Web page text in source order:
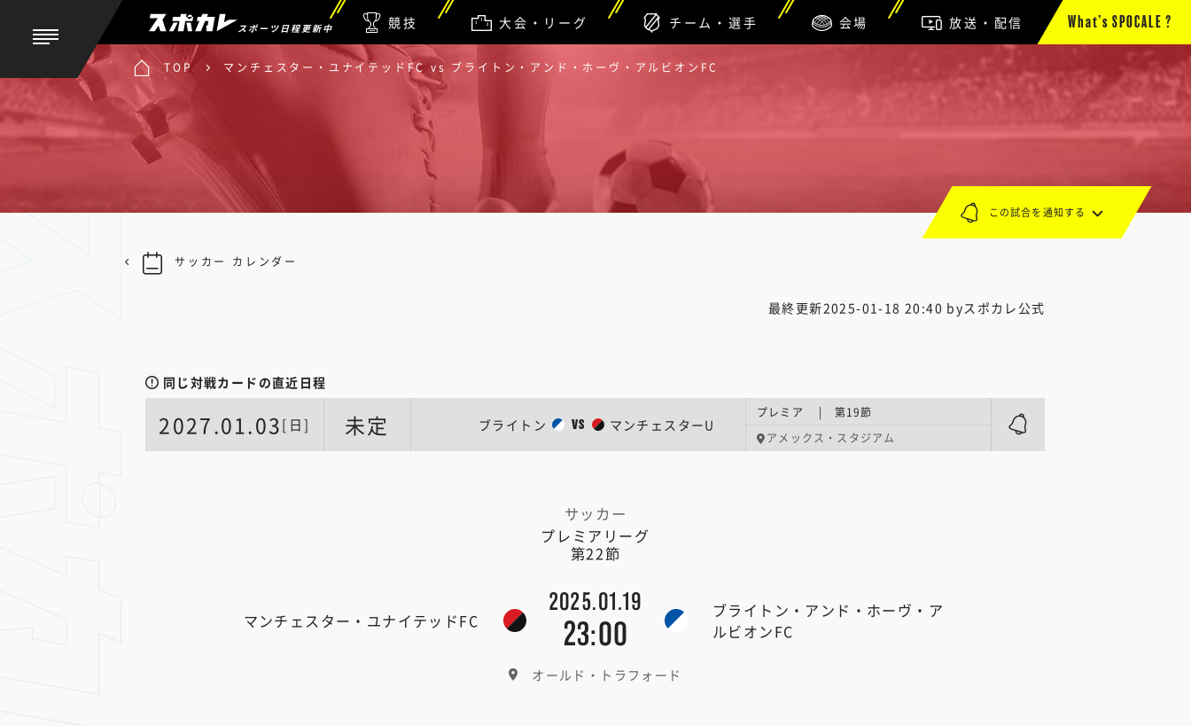
スポーツ日程更新中 競技 大会・リーグ チーム・選手 会場 放送・配信 What’s SPOCALE ?
TOP マンチェスター・ユナイテッドFC vs ブライトン・アンド・ホーヴ・アルビオンFC
最終更新2025-01-18 20:40 byスポカレ公式
同じ対戦カードの直近日程
2027.01.03[日] 未定 ブライトン VS マンチェスターU
プレミア | 第19節
アメックス・スタジアム
サッカー
プレミアリーグ
第22節
マンチェスター・ユナイテッドFC
2025.01.19
23:00
ブライトン・アンド・ホーヴ・ア
ルビオンFC
オールド・トラフォード
この試合を通知する
サッカー カレンダー